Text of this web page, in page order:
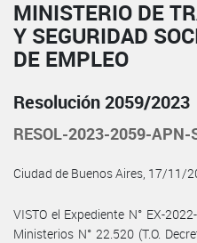
MINISTERIO DE
Y SEGURIDAD
DE EMPLEO
Resolución 2059/2023
RESOL-2023-2059-APN-
Ciudad de Buenos Aires, 17/11/
VISTO el Expediente N° EX-
Ministerios N° 22.520 (T.O.